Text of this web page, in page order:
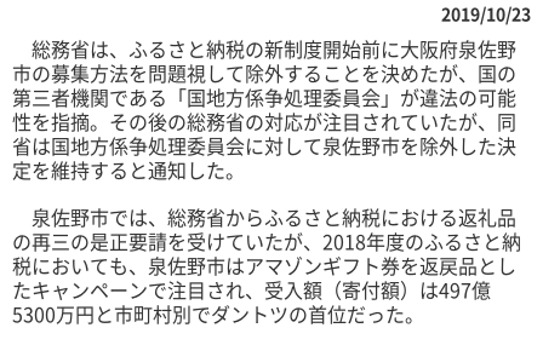
2019/10/23
総務省は、ふるさと納税の新制度開始前に大阪府泉佐野
市の募集方法を問題視して除外することを決めたが、国の
第三者機関である「国地方係争処理委員会」が違法の可能
性を指摘。その後の総務省の対応が注目されていたが、同
省は国地方係争処理委員会に対して泉佐野市を除外した決
定を維持すると通知した。
泉佐野市では、総務省からふるさと納税における返礼品
の再三の是正要請を受けていたが、2018年度のふるさと納
税においても、泉佐野市はアマゾンギフト券を返戻品とし
たキャンペーンで注目され、受入額（寄付額）は497億
5300万円と市町村別でダントツの首位だった。